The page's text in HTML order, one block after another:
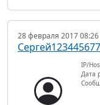
28 февраля 2017 08:26
Сергей123445677
IP/
Дата